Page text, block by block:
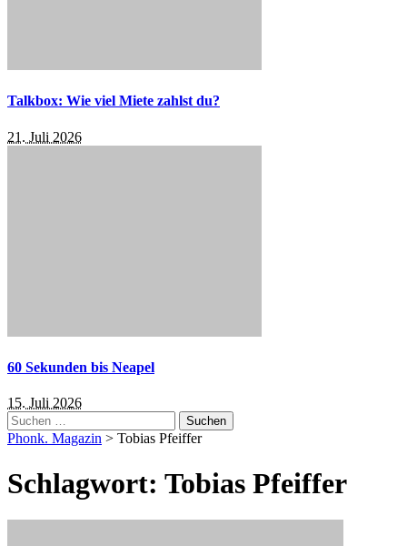
Talkbox: Wie viel Miete zahlst du?
21. Juli 2026
60 Sekunden bis Neapel
15. Juli 2026
Suchen
nach:
Phonk. Magazin > Tobias Pfeiffer
Schlagwort: Tobias Pfeiffer